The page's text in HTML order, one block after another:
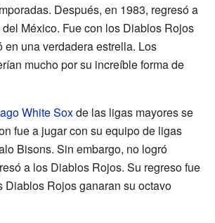
Después, en 1983, regresó a
México. Fue con los Diablos Rojos
en una verdadera estrella. Los
mucho por su increíble forma de
White Soxde las ligas mayores se
fue a jugar con su equipo de ligas
Bisons. Sin embargo, no logró
a los Diablos Rojos. Su regreso fue
Diablos Rojos ganaran su octavo